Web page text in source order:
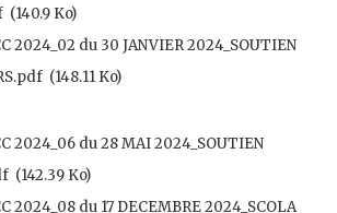
(140.9 Ko)
2024_02 du 30 JANVIER 2024_SOUTIEN
(148.11 Ko)
2024_06 du 28 MAI 2024_SOUTIEN
(142.39 Ko)
2024_08 du 17 DECEMBRE 2024_SCOLA